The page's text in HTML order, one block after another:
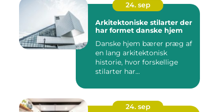
24. sep
Arkitektoniske stilarter der
har formet danske hjem
Danske hjem bærer præg af
en lang arkitektonisk
historie, hvor forskellige
stilarter har...
24. sep